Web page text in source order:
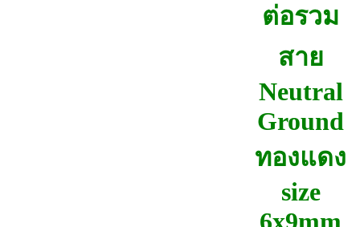
ต่อรวม
สาย
Neutral
Ground
ทองแดง
size
6x9mm